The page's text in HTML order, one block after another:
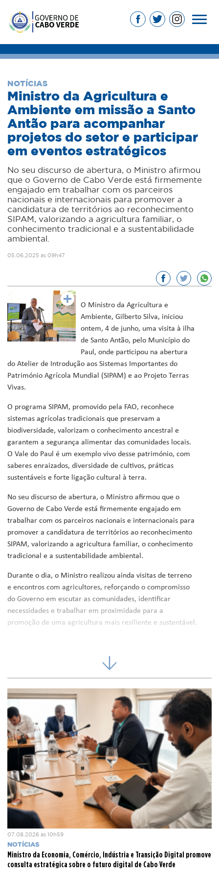
NOTÍCIAS
Ministro da Agricultura e
Ambiente em missão a Santo
Antão para acompanhar
projetos do setor e participar
em eventos estratégicos
No seu discurso de abertura, o Ministro afirmou
que o Governo de Cabo Verde está firmemente
engajado em trabalhar com os parceiros
nacionais e internacionais para promover a
candidatura de territórios ao reconhecimento
SIPAM, valorizando a agricultura familiar, o
conhecimento tradicional e a sustentabilidade
ambiental.
05.06.2025 às 09h47
O Ministro da Agricultura e
Ambiente, Gilberto Silva, iniciou
ontem, 4 de junho, uma visita à ilha
de Santo Antão, pelo Município do
Paul, onde participou na abertura
do Atelier de Introdução aos Sistemas Importantes do
Património Agrícola Mundial (SIPAM) e ao Projeto Terras
Vivas.
O programa SIPAM, promovido pela FAO, reconhece
sistemas agrícolas tradicionais que preservam a
biodiversidade, valorizam o conhecimento ancestral e
garantem a segurança alimentar das comunidades locais.
O Vale do Paul é um exemplo vivo desse património, com
saberes enraizados, diversidade de cultivos, práticas
sustentáveis e forte ligação cultural à terra.
No seu discurso de abertura, o Ministro afirmou que o
Governo de Cabo Verde está firmemente engajado em
trabalhar com os parceiros nacionais e internacionais para
promover a candidatura de territórios ao reconhecimento
SIPAM, valorizando a agricultura familiar, o conhecimento
tradicional e a sustentabilidade ambiental.
Durante o dia, o Ministro realizou ainda visitas de terreno
e encontros com agricultores, reforçando o compromisso
do Governo em escutar as comunidades, identificar
necessidades e trabalhar em proximidade para a
promoção de uma agricultura mais resiliente e sustentável.
Grande, onde foram discutidos projetos importantes para o
setor agrícola e ambiental naquele município, com
destaque para ações de mobilização de água, agricultura e
valorização dos recursos naturais.
A visita do Ministro à ilha de Santo Antão prossegue nos
próximos dias com mais deslocações a projetos do
Ministério da Agricultura e Ambiente e novos encontros
com produtores locais, com o objetivo de auscultar
preocupações no terreno e reforçar a articulação com os
parceiros locais.
07.08.2026 às 10h59
NOTÍCIAS
Ministro da Economia, Comércio, Indústria e Transição Digital promove
consulta estratégica sobre o futuro digital de Cabo Verde